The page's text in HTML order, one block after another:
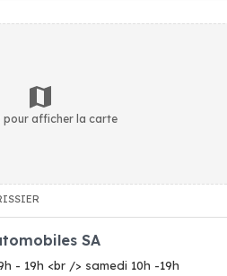
pour afficher la carte
SA
- 19h <br /> samedi 10h -19h